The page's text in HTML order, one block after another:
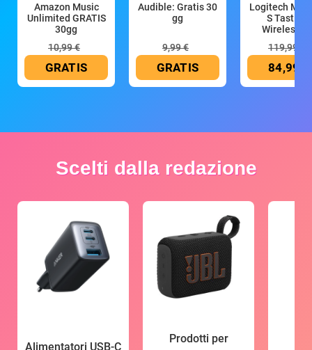
Amazon Music
Unlimited GRATIS
30gg
10,99 €
GRATIS
Audible: Gratis 30
gg
9,99 €
GRATIS
Logitech MX
S Tastiera
Wireless
119,99 €
84,99 €
Scelti dalla redazione
Alimentatori USB-C
Prodotti per